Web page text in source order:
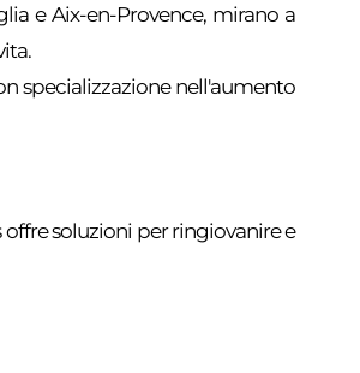
e Aix-en-Provence, mirano a
specializzazione nell'aumento
soluzioni per ringiovanire e